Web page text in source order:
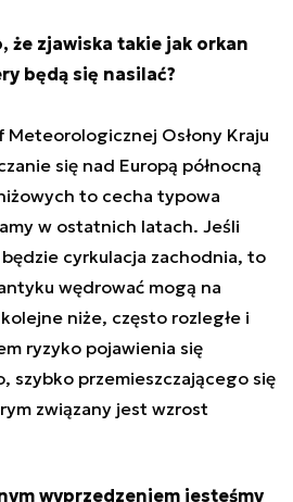
że zjawiska takie jak orkan
będą się nasilać?
Meteorologicznej Osłony Kraju
się nad Europą północną
to cecha typowa
w ostatnich latach. Jeśli
cyrkulacja zachodnia, to
wędrować mogą na
niże, często rozległe i
ryzyko pojawienia się
szybko przemieszczającego się
związany jest wzrost
wyprzedzeniem jesteśmy